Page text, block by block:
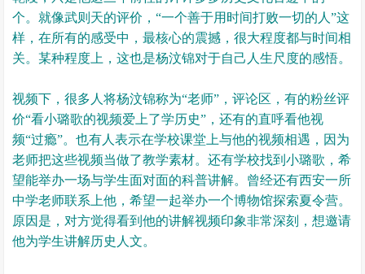
个。就像武则天的评价，“一个善于用时间打败一切的人”这
样，在所有的感受中，最核心的震撼，很大程度都与时间相
关。某种程度上，这也是杨汶锦对于自己人生尺度的感悟。
视频下，很多人将杨汶锦称为“老师”，评论区，有的粉丝评
价“看小璐歌的视频爱上了学历史”，还有的直呼看他视
频“过瘾”。也有人表示在学校课堂上与他的视频相遇，因为
老师把这些视频当做了教学素材。还有学校找到小璐歌，希
望能举办一场与学生面对面的科普讲解。曾经还有西安一所
中学老师联系上他，希望一起举办一个博物馆探索夏令营。
原因是，对方觉得看到他的讲解视频印象非常深刻，想邀请
他为学生讲解历史人文。